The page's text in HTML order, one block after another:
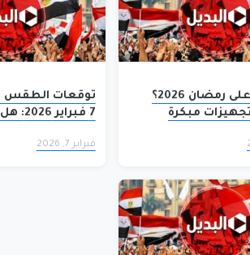
كم يتبقى على رمضان 2026؟
مبكرة
توقعات الطقس
7
فبراير 7, 2026